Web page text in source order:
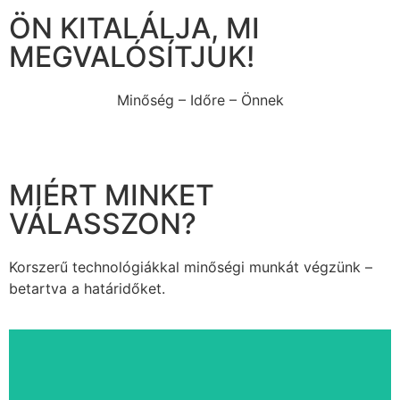
ÖN KITALÁLJA, MI
MEGVALÓSÍTJUK!
Minőség – Időre – Önnek
MIÉRT MINKET
VÁLASSZON?
Korszerű technológiákkal minőségi munkát végzünk –
betartva a határidőket.